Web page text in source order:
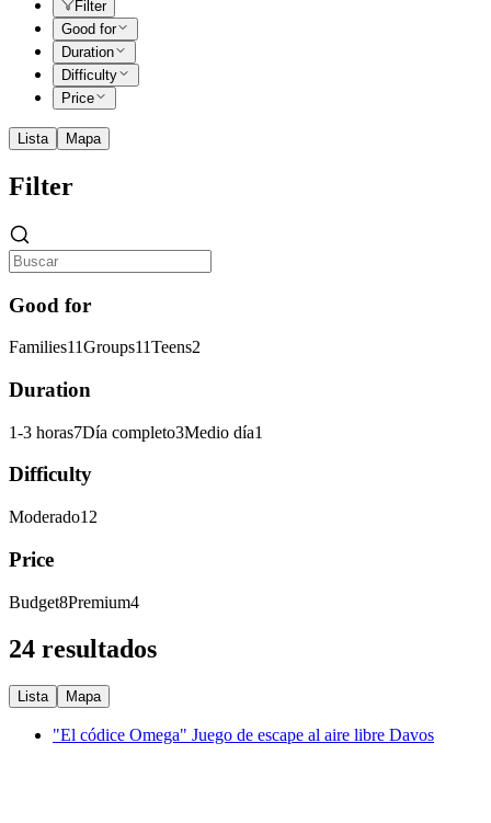
Filter
Good for
Duration
Difficulty
Price
Lista Mapa
Filter
Good for
Families11Groups11Teens2
Duration
1-3 horas7Día completo3Medio día1
Difficulty
Moderado12
Price
Budget8Premium4
24 resultados
Lista Mapa
"El códice Omega" Juego de escape al aire libre Davos